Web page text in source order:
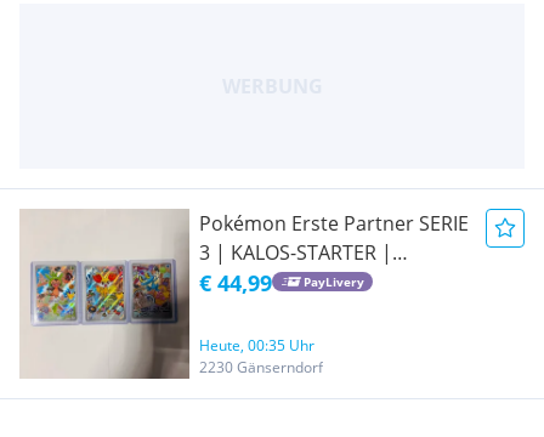
Pokémon Erste Partner SERIE
3 | KALOS-STARTER |
Igamaro, Fynx & Froxy
€ 44,99 PayLivery
Heute, 00:35 Uhr
2230 Gänserndorf